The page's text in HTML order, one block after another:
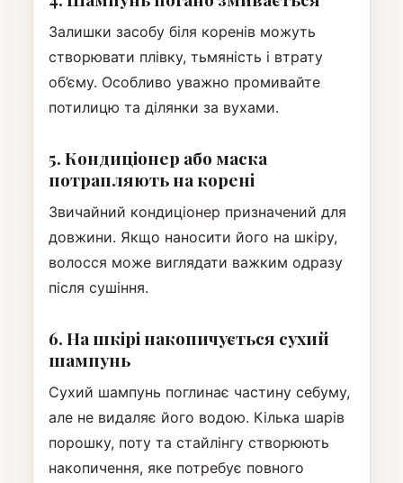
Залишки засобу біля коренів можуть
створювати плівку, тьмяність і втрату
об’єму. Особливо уважно промивайте
потилицю та ділянки за вухами.
5. Кондиціонер або маска
потрапляють на корені
Звичайний кондиціонер призначений для
довжини. Якщо наносити його на шкіру,
волосся може виглядати важким одразу
після сушіння.
6. На шкірі накопичується сухий
шампунь
Сухий шампунь поглинає частину себуму,
але не видаляє його водою. Кілька шарів
порошку, поту та стайлінгу створюють
накопичення, яке потребує повного